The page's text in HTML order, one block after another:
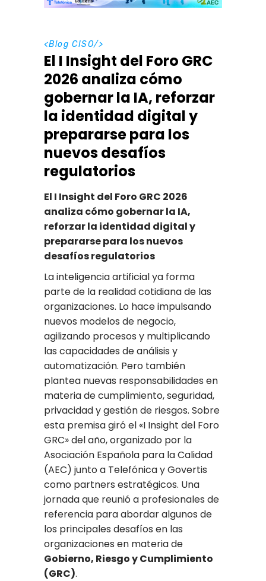
<Blog CISO/>
El I Insight del Foro GRC
2026 analiza cómo
gobernar la IA, reforzar
la identidad digital y
prepararse para los
nuevos desafíos
regulatorios
El I Insight del Foro GRC 2026
analiza cómo gobernar la IA,
reforzar la identidad digital y
prepararse para los nuevos
desafíos regulatorios
La inteligencia artificial ya forma
parte de la realidad cotidiana de las
organizaciones. Lo hace impulsando
nuevos modelos de negocio,
agilizando procesos y multiplicando
las capacidades de análisis y
automatización. Pero también
plantea nuevas responsabilidades en
materia de cumplimiento, seguridad,
privacidad y gestión de riesgos. Sobre
esta premisa giró el «I Insight del Foro
GRC» del año, organizado por la
Asociación Española para la Calidad
(AEC) junto a Telefónica y Govertis
como partners estratégicos. Una
jornada que reunió a profesionales de
referencia para abordar algunos de
los principales desafíos en las
organizaciones en materia de
Gobierno, Riesgo y Cumplimiento
(GRC).